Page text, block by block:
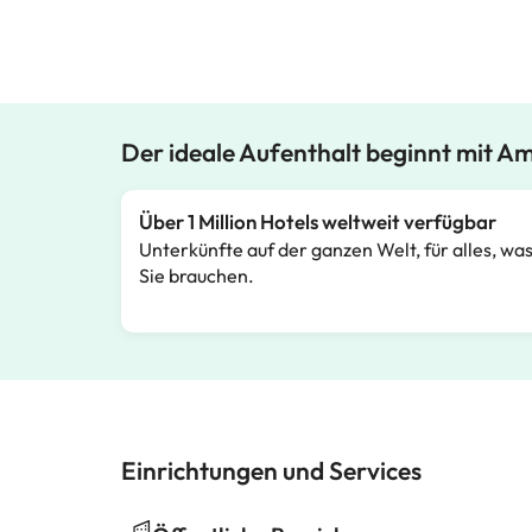
Der ideale Aufenthalt beginnt mit
Über 1 Million Hotels weltweit verfügbar
Unterkünfte auf der ganzen Welt, für alles, was
Sie brauchen.
Einrichtungen und Services